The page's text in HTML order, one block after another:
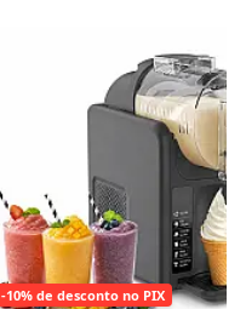
-10% de desconto no PIX